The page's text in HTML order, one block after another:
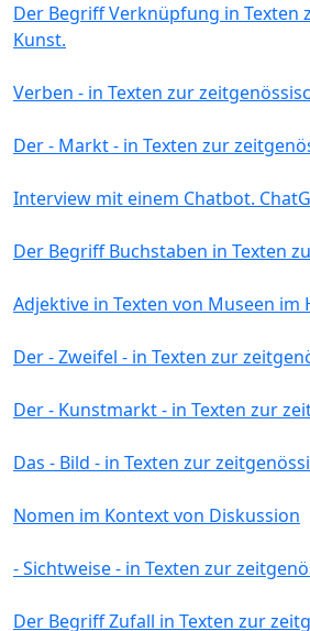
Der Begriff Verknüpfung in Texten
Kunst.
Verben - in Texten zur
Der - Markt - in Texten zur
Interview mit einem Chatbot.
Der Begriff Buchstaben in Texten
Adjektive in Texten von Museen im
Der - Zweifel - in Texten zur
Der - Kunstmarkt - in Texten zur
Das - Bild - in Texten zur
Nomen im Kontext von Diskussion
- Sichtweise - in Texten zur
Der Begriff Zufall in Texten zur